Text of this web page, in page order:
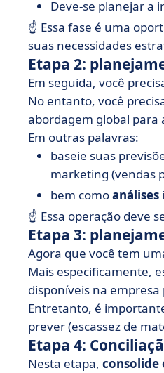
Deve-se planejar a
☝️ Essa fase é uma
suas necessidades
Etapa 2:
Em seguida, você
No entanto, você
abordagem global para
Em outras palavras:
baseie suas
marketing (vendas
bem comoanálises
☝️ Essa operação deve
Etapa 3:
Agora que você tem
Mais especificamente,
disponíveis na
Entretanto, é
prever (escassez de
Etapa 4:
Nesta etapa, consolide